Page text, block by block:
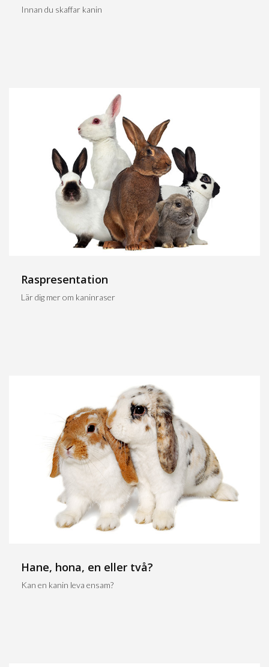
Innan du skaffar kanin
Raspresentation
Lär dig mer om kaninraser
Hane, hona, en eller två?
Kan en kanin leva ensam?